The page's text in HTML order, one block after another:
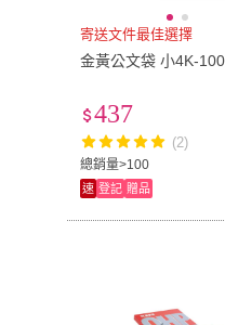
寄送文件最佳選擇
金黃公文袋 小4K-100
總銷量>100
437
(2)
速 登記 贈品